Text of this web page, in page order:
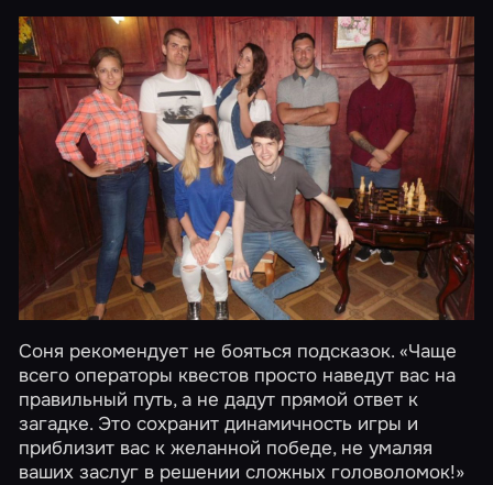
Соня рекомендует не бояться подсказок. «Чаще
всего операторы квестов просто наведут вас на
правильный путь, а не дадут прямой ответ к
загадке. Это сохранит динамичность игры и
приблизит вас к желанной победе, не умаляя
ваших заслуг в решении сложных головоломок!»